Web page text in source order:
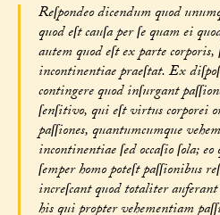
Reſpondeo dicendum quod
quod eſt cauſa per ſe quam ei
autem quod eſt ex parte corporis,
incontinentiae praeſtat. Ex
contingere quod inſurgant
ſenſitivo, qui eſt virtus corporei
paſſiones, quantumcumque
incontinentiae ſed occaſio ſola;
ſemper homo poteſt paſſionibus
increſcant quod totaliter
his qui propter vehementiam